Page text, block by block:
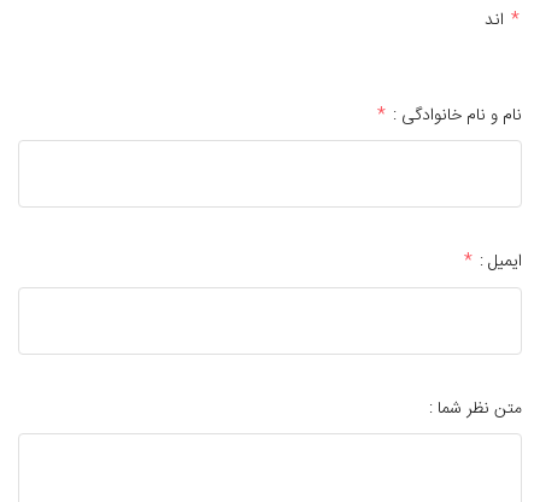
*
نام و نام خانوادگی : *
ایمیل : *
متن نظر شما :